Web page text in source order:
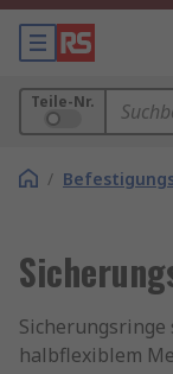
Teile-Nr.
/
Sicherungsringe
halbflexiblem